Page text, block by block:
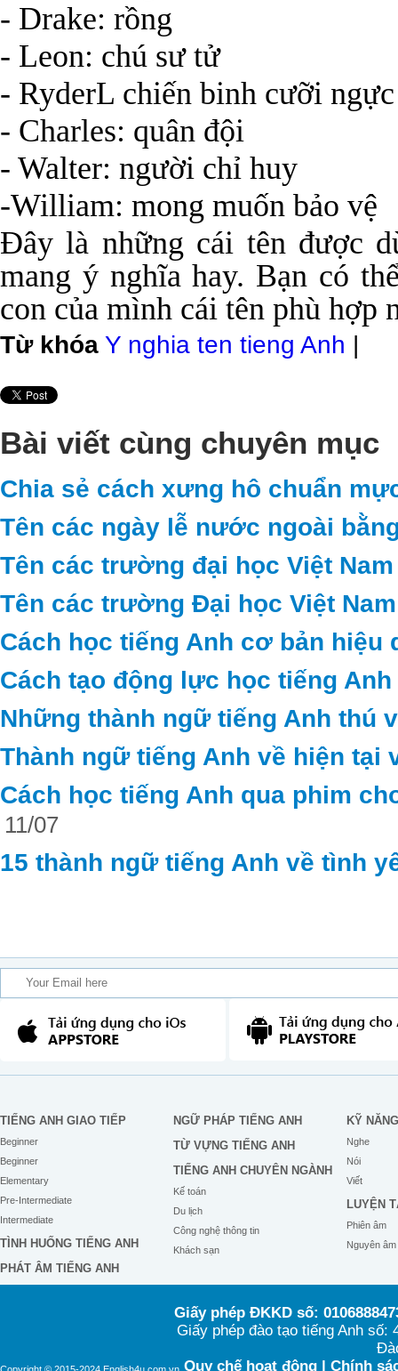
- Drake: rồng
- Leon: chú sư tử
- RyderL chiến binh cưỡi ngực
- Charles: quân đội
- Walter: người chỉ huy
-William: mong muốn bảo vệ
Đây là những cái tên được
mang ý nghĩa hay. Bạn có
con của mình cái tên phù hợp
Từ khóa Y nghia ten tieng Anh |
Bài viết cùng chuyên mục
Chia sẻ cách xưng hô chuẩn
Tên các ngày lễ nước ngoài
Tên các trường đại học Việt
Tên các trường Đại học Việt
Cách học tiếng Anh cơ bản hiệu
Cách tạo động lực học tiếng
Những thành ngữ tiếng Anh thú
Thành ngữ tiếng Anh về hiện tại
Cách học tiếng Anh qua phim
11/07
15 thành ngữ tiếng Anh về tình
TIẾNG ANH GIAO TIẾP
Beginner
Beginner
Elementary
Pre-Intermediate
Intermediate
TÌNH HUỐNG TIẾNG ANH
PHÁT ÂM TIẾNG ANH
NGỮ PHÁP TIẾNG ANH
TỪ VỰNG TIẾNG ANH
TIẾNG ANH CHUYÊN NGÀNH
Kế toán
Du lịch
Công nghệ thông tin
Khách sạn
KỸ NĂNG
Nghe
Nói
Viết
LUYỆN
Phiên âm
Nguyên âm
Giấy phép ĐKKD số:
Giấy phép đào tạo tiếng Anh
Quy chế hoạt động| Chính